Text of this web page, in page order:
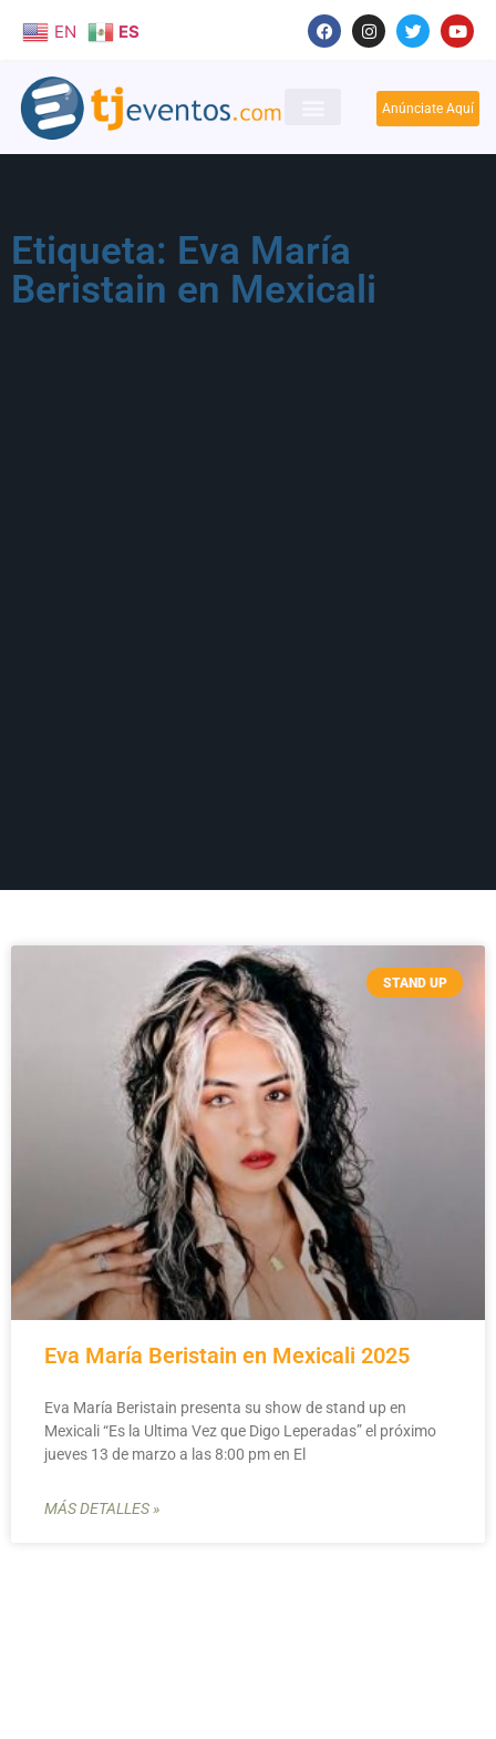
EN ES
Anúnciate Aquí
Etiqueta: Eva María
Beristain en Mexicali
STAND UP
Eva María Beristain en Mexicali 2025
Eva María Beristain presenta su show de stand up en
Mexicali “Es la Ultima Vez que Digo Leperadas” el próximo
jueves 13 de marzo a las 8:00 pm en El
MÁS DETALLES »